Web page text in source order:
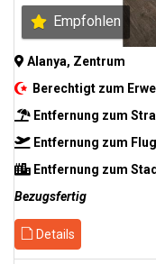
Empfohlen
Alanya, Zentrum
Berechtigt zum
Entfernung zum
Entfernung zum
Entfernung zum
Bezugsfertig
Details